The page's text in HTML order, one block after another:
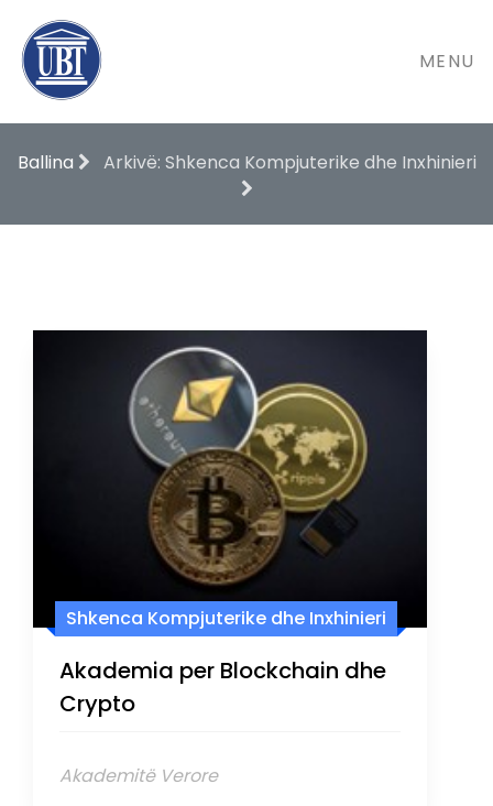
MENU
Ballina Arkivë: Shkenca Kompjuterike dhe Inxhinieri
Shkenca Kompjuterike dhe Inxhinieri
Akademia per Blockchain dhe
Crypto
Akademitë Verore